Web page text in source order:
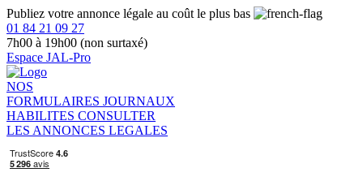
Publiez votre annonce légale au coût le plus bas
01 84 21 09 27
7h00 à 19h00 (non surtaxé)
Espace JAL-Pro
NOS
FORMULAIRES JOURNAUX
HABILITES CONSULTER
LES ANNONCES LEGALES